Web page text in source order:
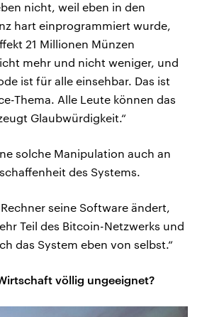
nicht, weil eben in den
hart einprogrammiert wurde,
21 Millionen Münzen
mehr und nicht weniger, und
ist für alle einsehbar. Das ist
Thema. Alle Leute können das
Glaubwürdigkeit.“
solche Manipulation auch an
des Systems.
seine Software ändert,
Teil des Bitcoin-Netzwerks und
das System eben von selbst.“
völlig ungeeignet?